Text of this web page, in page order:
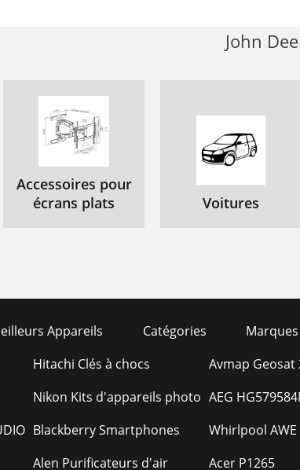
John
Accessoires pour
écrans plats
Voitures
Appareils Catégories Marques
Hitachi Clés à chocs
Nikon Kits d'appareils photo
Blackberry Smartphones
Alen Purificateurs d'air
Avmap Geosat
AEG
Whirlpool AWE
Acer P1265